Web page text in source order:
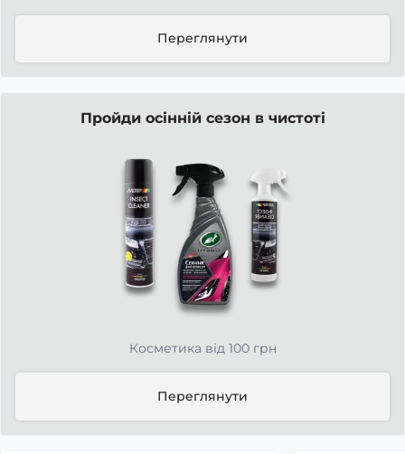
Переглянути
Пройди осінній сезон в чистоті
Косметика від 100 грн
Переглянути